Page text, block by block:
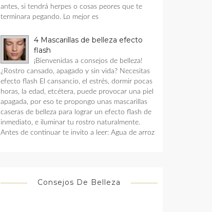
antes, si tendrá herpes o cosas peores que te
terminara pegando. Lo mejor es
4 Mascarillas de belleza efecto
flash
¡Bienvenidas a consejos de belleza!
¿Rostro cansado, apagado y sin vida? Necesitas
efecto flash El cansancio, el estrés, dormir pocas
horas, la edad, etcétera, puede provocar una piel
apagada, por eso te propongo unas mascarillas
caseras de belleza para lograr un efecto flash de
inmediato, e iluminar tu rostro naturalmente.
Antes de continuar te invito a leer: Agua de arroz
Consejos De Belleza